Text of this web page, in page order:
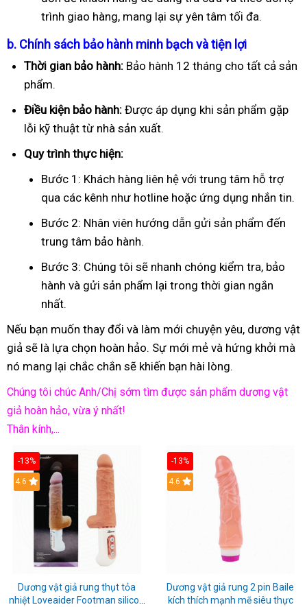
trình giao hàng, mang lại sự yên tâm tối đa.
b. Chính sách bảo hành minh bạch và tiện lợi
Thời gian bảo hành: Bảo hành 12 tháng cho tất cả sản
phẩm.
Điều kiện bảo hành: Được áp dụng khi sản phẩm gặp
lỗi kỹ thuật từ nhà sản xuất.
Quy trình thực hiện:
Bước 1: Khách hàng liên hệ với trung tâm hỗ trợ
qua các kênh như hotline hoặc ứng dụng nhắn tin.
Bước 2: Nhân viên hướng dẫn gửi sản phẩm đến
trung tâm bảo hành.
Bước 3: Chúng tôi sẽ nhanh chóng kiểm tra, bảo
hành và gửi sản phẩm lại trong thời gian ngắn
nhất.
Nếu bạn muốn thay đổi và làm mới chuyện yêu, dương vật
giả sẽ là lựa chọn hoàn hảo. Sự mới mẻ và hứng khởi mà
nó mang lại chắc chắn sẽ khiến bạn hài lòng.
Chúng tôi chúc Anh/Chị sớm tìm được sản phẩm dương vật
giả hoàn hảo, vừa ý nhất!
Thân kính,...
-13%
Hot
4.6
Dương vật giả rung thụt tỏa
nhiệt Loveaider Footman silicon
-13%
Hot
4.6
Dương vật giả rung 2 pin Baile
kích thích mạnh mẽ siêu thực